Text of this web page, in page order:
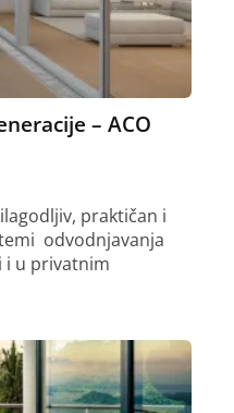
– ACO
praktičan i
odvodnjavanja
i u privatnim